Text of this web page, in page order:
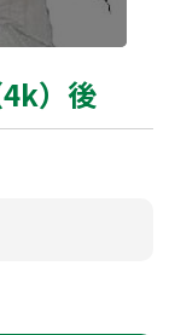
電化製品
その他）後